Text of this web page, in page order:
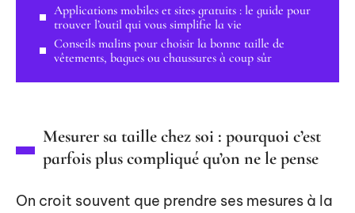
Applications mobiles et sites gratuits : le guide pour
trouver l’outil qui vous simplifie la vie
Conseils malins pour choisir la bonne taille de
vêtements, bagues ou chaussures à coup sûr
Mesurer sa taille chez soi : pourquoi c’est
parfois plus compliqué qu’on ne le pense
On croit souvent que prendre ses mesures à la